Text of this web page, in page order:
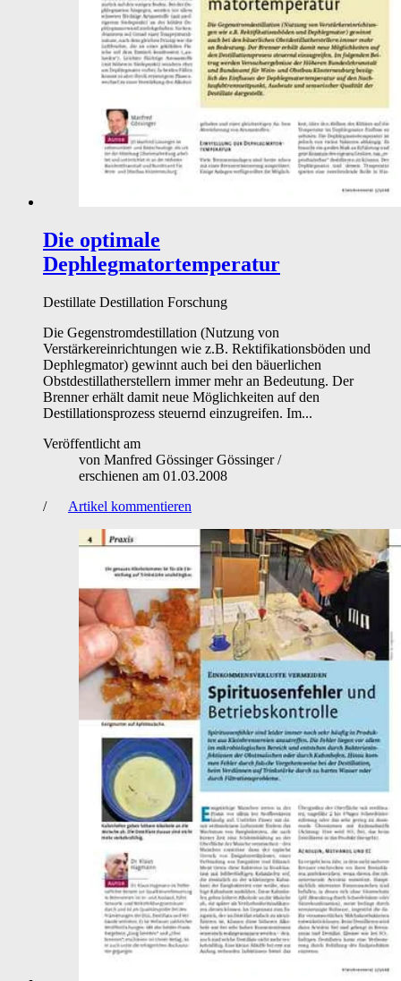
Die optimale
Dephlegmatortemperatur
Destillate Destillation Forschung
Die Gegenstromdestillation (Nutzung von
Verstärkereinrichtungen wie z.B. Rektifikationsböden und
Dephlegmator) gewinnt auch bei den bäuerlichen
Obstdestillatherstellern immer mehr an Bedeutung. Der
Brenner erhält damit neue Möglichkeiten auf den
Destillationsprozess steuernd einzugreifen. Im...
Veröffentlicht am
von Manfred Gössinger Gössinger/
erschienen am 01.03.2008
/
Artikel kommentieren